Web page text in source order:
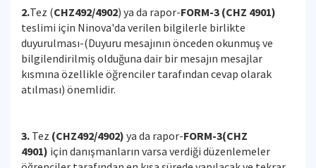
2.Tez (CHZ492/4902) ya da rapor-FORM-3 (CHZ 4901)
teslimi için Ninova'da verilen bilgilerle birlikte
duyurulması-(Duyuru mesajının önceden okunmuş ve
bilgilendirilmiş olduğuna dair bir mesajın mesajlar
kısmına özellikle öğrenciler tarafından cevap olarak
atılması) önemlidir.
3. Tez (CHZ492/4902) ya da rapor-FORM-3(CHZ
4901) için danışmanların varsa verdiği düzenlemeler